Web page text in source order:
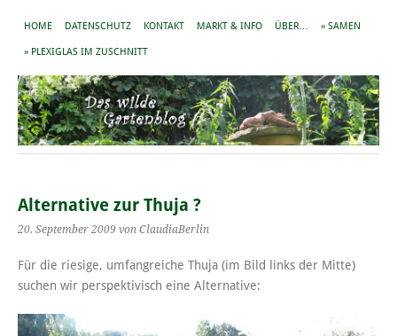
HOME DATENSCHUTZ KONTAKT MARKT & INFO ÜBER… » SAMEN
» PLEXIGLAS IM ZUSCHNITT
Alternative zur Thuja ?
20. September 2009 von ClaudiaBerlin
Für die riesige, umfangreiche Thuja (im Bild links der Mitte)
suchen wir perspektivisch eine Alternative: